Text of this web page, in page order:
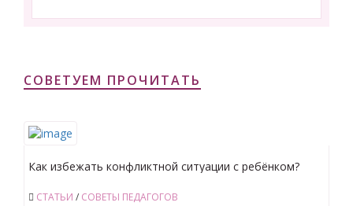
СОВЕТУЕМ ПРОЧИТАТЬ
Как избежать конфликтной ситуации с ребёнком?
СТАТЬИ / СОВЕТЫ ПЕДАГОГОВ